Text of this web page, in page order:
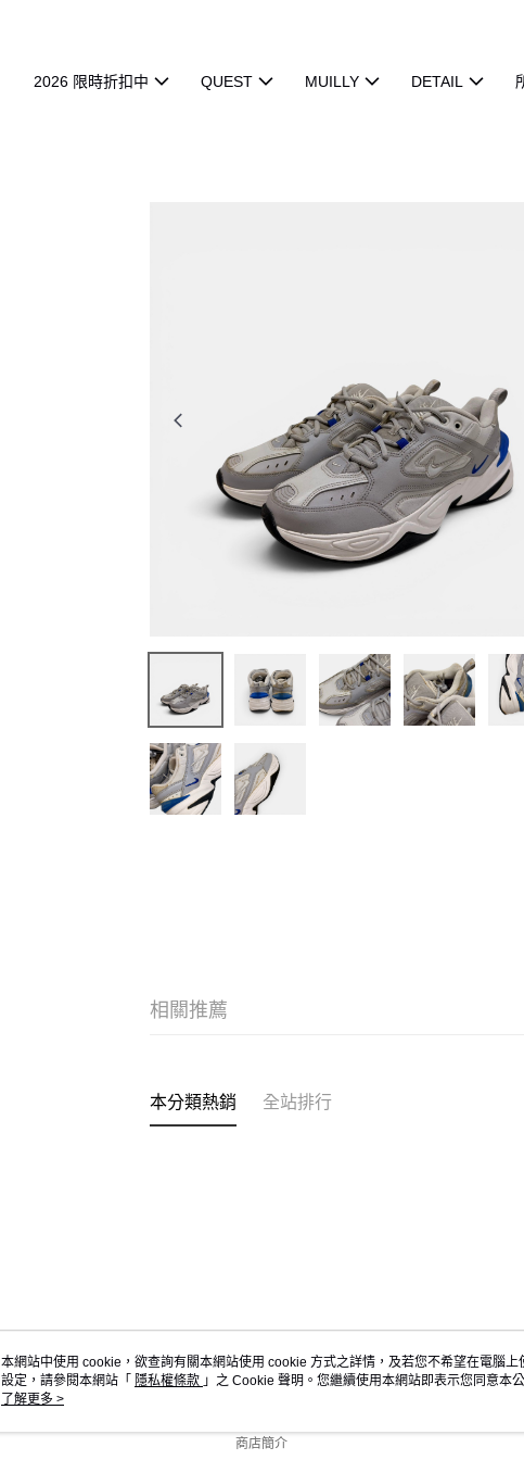
2026 限時折扣中 QUEST MUILLY DETAIL
相關推薦
本分類熱銷 全站排行
關於我們
商店簡介
本網站中使用 cookie，欲查詢有關本網站使用 cookie 方式之詳情，及若您不希望在電腦
設定，請參閱本網站「 隱私權條款 」之 Cookie 聲明。您繼續使用本網站即表示您同意本
使用 cookie。
了解更多 >